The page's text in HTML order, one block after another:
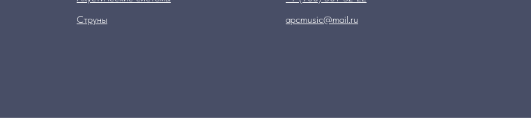
Струны
apcmusic@mail.ru